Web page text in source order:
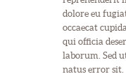
dolore eu
occaecat
qui officia
laborum. Sed
natus error sit.